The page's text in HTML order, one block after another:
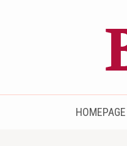
Postzegels en
HOMEPAGE